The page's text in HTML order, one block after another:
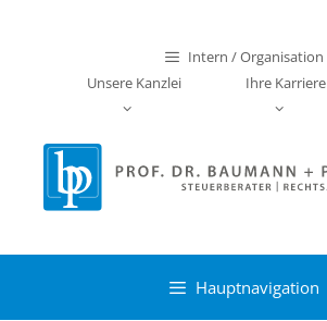
Intern / Organisation
Unsere Kanzlei
Ihre Karriere
Hauptnavigation